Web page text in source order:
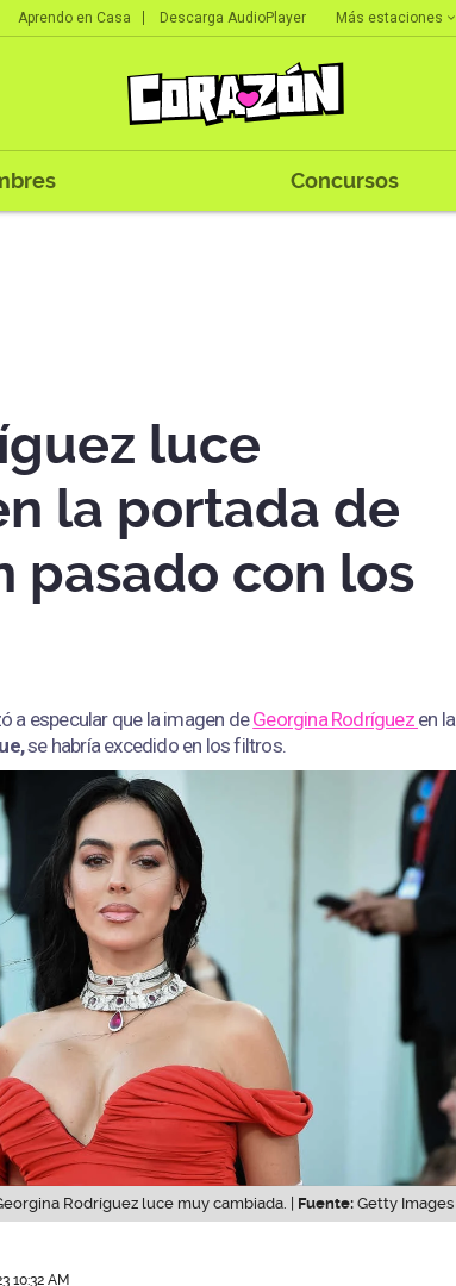
Aprendo en Casa Descarga AudioPlayer Más estaciones
Concursos
luce
la portada de
pasado con los
a especular que la imagen deGeorgina Rodríguez en la
se habría excedido en los filtros.
Rodríguez luce muy cambiada. | Fuente: Getty Images
10:32 AM